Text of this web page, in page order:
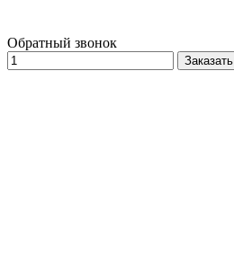
Обратный звонок
Заказать